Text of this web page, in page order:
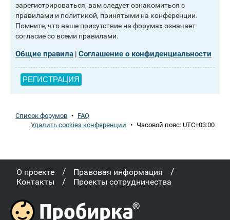
зарегистрироваться, вам следует ознакомиться с
правилами и политикой, принятыми на конференции.
Помните, что ваше присутствие на форумах означает
согласие со всеми правилами.
Общие правила | Соглашение о конфиденциальности
РЕГИСТРАЦИЯ
Список форумов • FAQ
Удалить cookies конференции • Часовой пояс: UTC+03:00
О проекте / Правовая информация /
Контакты / Проекты сотрудничества